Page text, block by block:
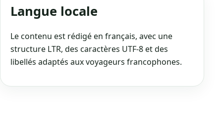
Langue locale
Le contenu est rédigé en français, avec une
structure LTR, des caractères UTF‑8 et des
libellés adaptés aux voyageurs francophones.